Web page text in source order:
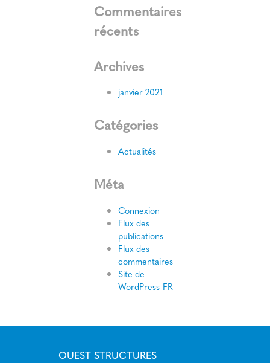
Commentaires
récents
Archives
janvier 2021
Catégories
Actualités
Méta
Connexion
Flux des
publications
Flux des
commentaires
Site de
WordPress-FR
OUEST STRUCTURES